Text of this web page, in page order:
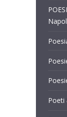
Poeti